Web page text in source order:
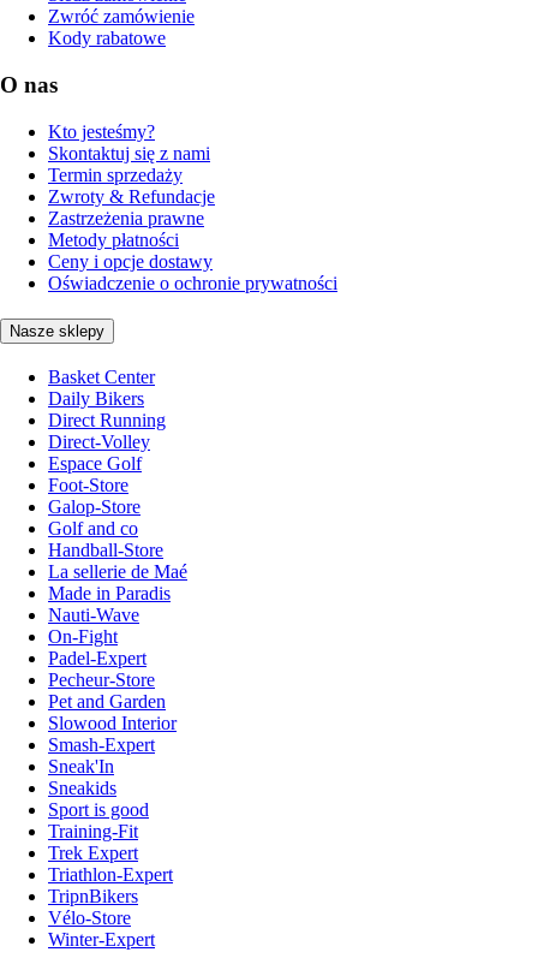
Zwróć zamówienie
Kody rabatowe
O nas
Kto jesteśmy?
Skontaktuj się z nami
Termin sprzedaży
Zwroty & Refundacje
Zastrzeżenia prawne
Metody płatności
Ceny i opcje dostawy
Oświadczenie o ochronie prywatności
Nasze sklepy
Basket Center
Daily Bikers
Direct Running
Direct-Volley
Espace Golf
Foot-Store
Galop-Store
Golf and co
Handball-Store
La sellerie de Maé
Made in Paradis
Nauti-Wave
On-Fight
Padel-Expert
Pecheur-Store
Pet and Garden
Slowood Interior
Smash-Expert
Sneak'In
Sneakids
Sport is good
Training-Fit
Trek Expert
Triathlon-Expert
TripnBikers
Vélo-Store
Winter-Expert